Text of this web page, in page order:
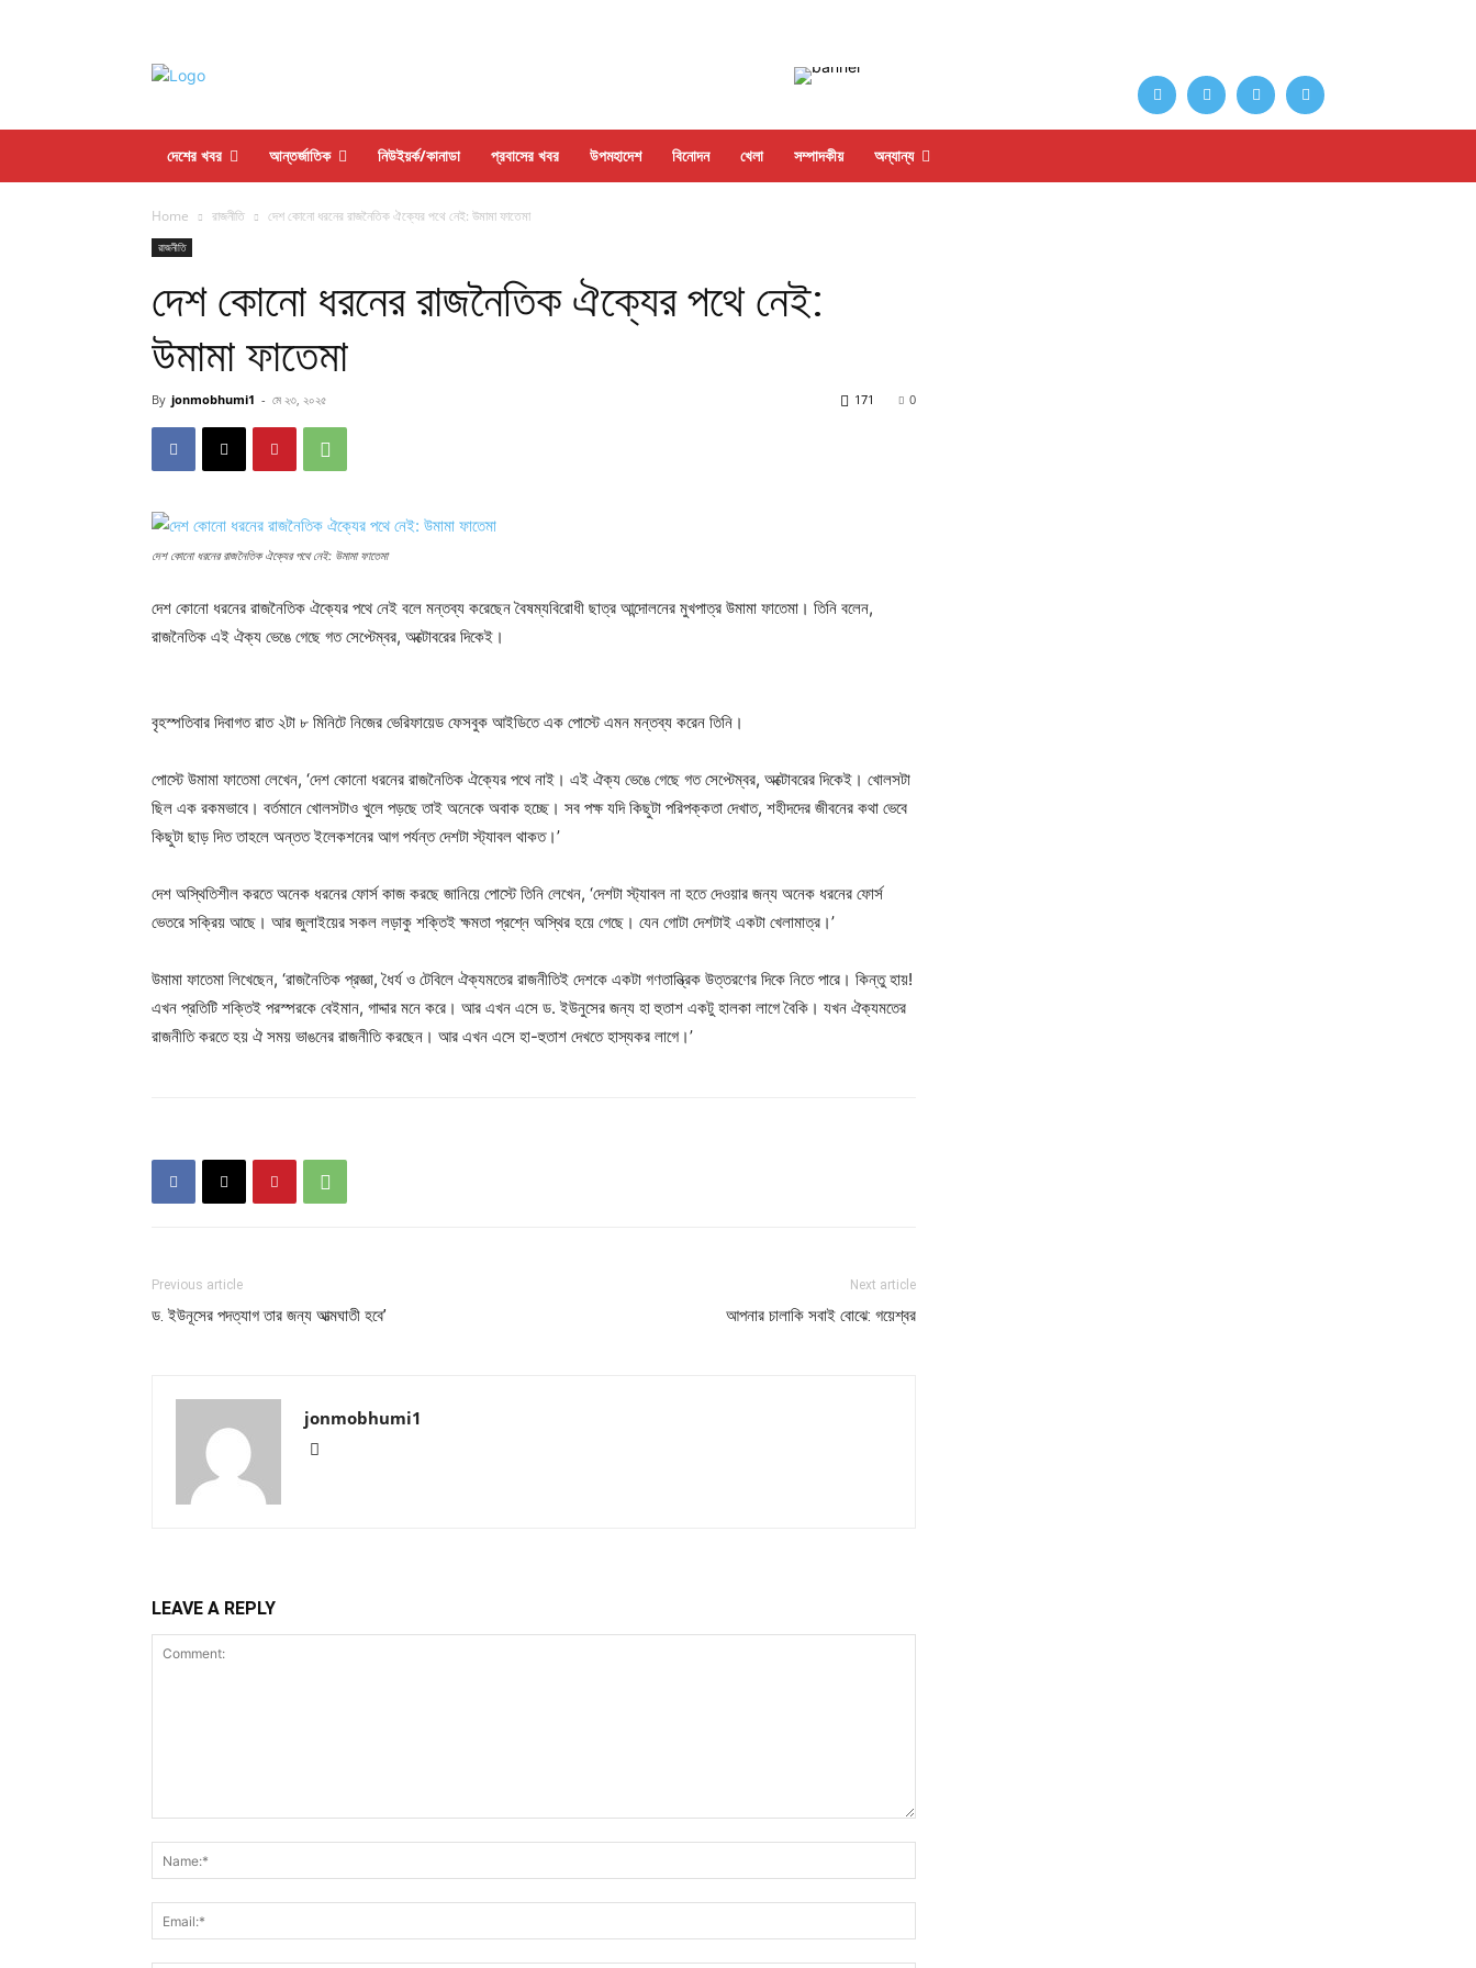
দেশের খবর আন্তর্জাতিক নিউইয়র্ক/কানাডা প্রবাসের খবর উপমহাদেশ বিনোদন খেলা সম্পাদকীয় অন্যান্য
Home রাজনীতি দেশ কোনো ধরনের রাজনৈতিক ঐক্যের পথে নেই: উমামা ফাতেমা
রাজনীতি
দেশ কোনো ধরনের রাজনৈতিক ঐক্যের পথে নেই:
উমামা ফাতেমা
By jonmobhumi1 - মে ২৩, ২০২৫ 0
171
দেশ কোনো ধরনের রাজনৈতিক ঐক্যের পথে নেই: উমামা ফাতেমা
দেশ কোনো ধরনের রাজনৈতিক ঐক্যের পথে নেই বলে মন্তব্য করেছেন বৈষম্যবিরোধী ছাত্র আন্দোলনের মুখপাত্র উমামা ফাতেমা। তিনি বলেন,
রাজনৈতিক এই ঐক্য ভেঙে গেছে গত সেপ্টেম্বর, অক্টোবরের দিকেই।
বৃহস্পতিবার দিবাগত রাত ২টা ৮ মিনিটে নিজের ভেরিফায়েড ফেসবুক আইডিতে এক পোস্টে এমন মন্তব্য করেন তিনি।
পোস্টে উমামা ফাতেমা লেখেন, ‘দেশ কোনো ধরনের রাজনৈতিক ঐক্যের পথে নাই। এই ঐক্য ভেঙে গেছে গত সেপ্টেম্বর, অক্টোবরের দিকেই। খোলসটা
ছিল এক রকমভাবে। বর্তমানে খোলসটাও খুলে পড়ছে তাই অনেকে অবাক হচ্ছে। সব পক্ষ যদি কিছুটা পরিপক্কতা দেখাত, শহীদদের জীবনের কথা ভেবে
কিছুটা ছাড় দিত তাহলে অন্তত ইলেকশনের আগ পর্যন্ত দেশটা স্ট্যাবল থাকত।’
দেশ অস্থিতিশীল করতে অনেক ধরনের ফোর্স কাজ করছে জানিয়ে পোস্টে তিনি লেখেন, ‘দেশটা স্ট্যাবল না হতে দেওয়ার জন্য অনেক ধরনের ফোর্স
ভেতরে সক্রিয় আছে। আর জুলাইয়ের সকল লড়াকু শক্তিই ক্ষমতা প্রশ্নে অস্থির হয়ে গেছে। যেন গোটা দেশটাই একটা খেলামাত্র।’
উমামা ফাতেমা লিখেছেন, ‘রাজনৈতিক প্রজ্ঞা, ধৈর্য ও টেবিলে ঐক্যমতের রাজনীতিই দেশকে একটা গণতান্ত্রিক উত্তরণের দিকে নিতে পারে। কিন্তু হায়!
এখন প্রতিটি শক্তিই পরস্পরকে বেইমান, গাদ্দার মনে করে। আর এখন এসে ড. ইউনুসের জন্য হা হুতাশ একটু হালকা লাগে বৈকি। যখন ঐক্যমতের
রাজনীতি করতে হয় ঐ সময় ভাঙনের রাজনীতি করছেন। আর এখন এসে হা-হুতাশ দেখতে হাস্যকর লাগে।’
Previous article
ড. ইউনূসের পদত্যাগ তার জন্য আত্মঘাতী হবে’
Next article
আপনার চালাকি সবাই বোঝে: গয়েশ্বর
jonmobhumi1
LEAVE A REPLY